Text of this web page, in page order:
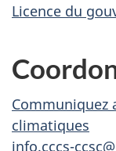
Licence du
Communiquez
climatiques
info.cccs-